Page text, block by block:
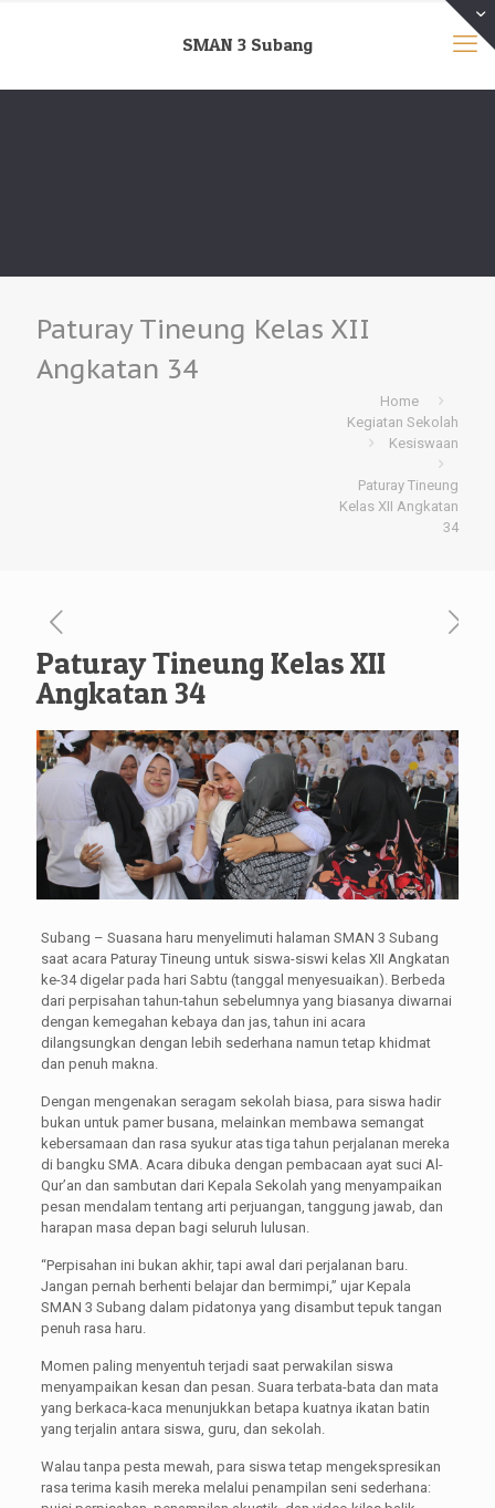
SMAN 3 Subang
Paturay Tineung Kelas XII
Angkatan 34
Home
Kegiatan Sekolah
Kesiswaan
Paturay Tineung
Kelas XII Angkatan
34
Paturay Tineung Kelas XII
Angkatan 34
Subang – Suasana haru menyelimuti halaman SMAN 3 Subang
saat acara Paturay Tineung untuk siswa-siswi kelas XII Angkatan
ke-34 digelar pada hari Sabtu (tanggal menyesuaikan). Berbeda
dari perpisahan tahun-tahun sebelumnya yang biasanya diwarnai
dengan kemegahan kebaya dan jas, tahun ini acara
dilangsungkan dengan lebih sederhana namun tetap khidmat
dan penuh makna.
Dengan mengenakan seragam sekolah biasa, para siswa hadir
bukan untuk pamer busana, melainkan membawa semangat
kebersamaan dan rasa syukur atas tiga tahun perjalanan mereka
di bangku SMA. Acara dibuka dengan pembacaan ayat suci Al-
Qur’an dan sambutan dari Kepala Sekolah yang menyampaikan
pesan mendalam tentang arti perjuangan, tanggung jawab, dan
harapan masa depan bagi seluruh lulusan.
“Perpisahan ini bukan akhir, tapi awal dari perjalanan baru.
Jangan pernah berhenti belajar dan bermimpi,” ujar Kepala
SMAN 3 Subang dalam pidatonya yang disambut tepuk tangan
penuh rasa haru.
Momen paling menyentuh terjadi saat perwakilan siswa
menyampaikan kesan dan pesan. Suara terbata-bata dan mata
yang berkaca-kaca menunjukkan betapa kuatnya ikatan batin
yang terjalin antara siswa, guru, dan sekolah.
Walau tanpa pesta mewah, para siswa tetap mengekspresikan
rasa terima kasih mereka melalui penampilan seni sederhana: